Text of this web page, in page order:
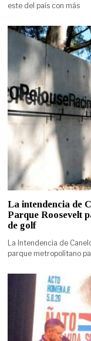
este del país con más
La intendencia de
Parque Roosevelt
de golf
La Intendencia de
parque metropolitano